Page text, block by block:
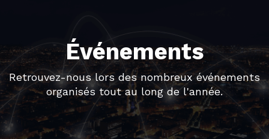
Événements
Retrouvez-nous lors des nombreux événements
organisés tout au long de l'année.